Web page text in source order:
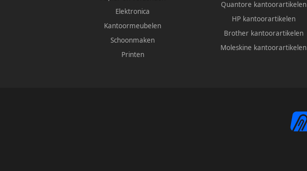
Elektronica
Kantoormeubelen
Schoonmaken
Printen
Quantore kantoorartikelen
HP kantoorartikelen
Brother kantoorartikelen
Moleskine kantoorartikelen